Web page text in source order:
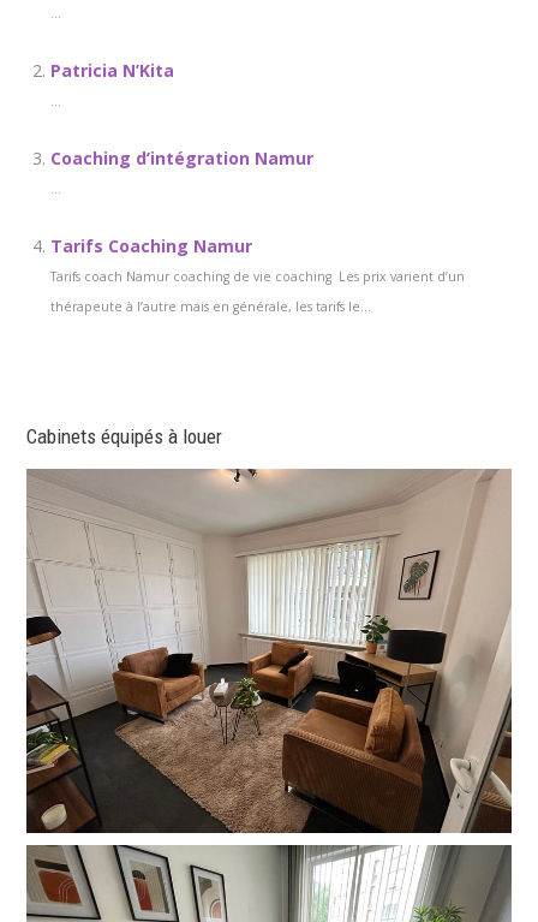
...
Patricia N’Kita
...
Coaching d’intégration Namur
...
Tarifs Coaching Namur
Tarifs coach Namur coaching de vie coaching Les prix varient d’un
thérapeute à l’autre mais en générale, les tarifs le...
Cabinets équipés à louer